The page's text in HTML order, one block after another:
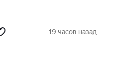
19 часов назад